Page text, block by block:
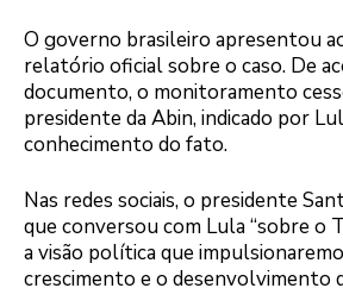
O governo brasileiro apresentou
relatório oficial sobre o caso. De
documento, o monitoramento
presidente da Abin, indicado por
conhecimento do fato.
Nas redes sociais, o presidente
que conversou com Lula “sobre o
a visão política que
crescimento e o desenvolvimento